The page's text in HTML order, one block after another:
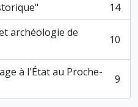
14
archéologie de
10
à l'État au Proche-
9